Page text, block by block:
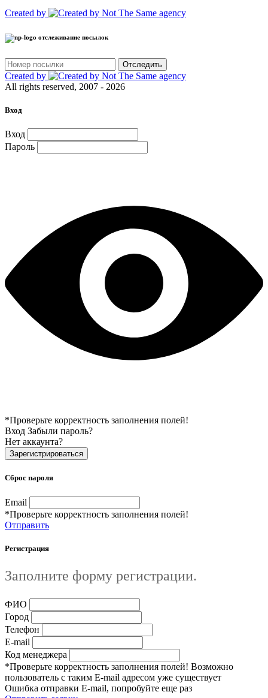
Created by
отслеживание посылок
Отследить
Created by
All rights reserved, 2007 - 2026
Вход
Вход
Пароль
*Проверьте корректность заполнения полей!
Вход Забыли пароль?
Нет аккаунта?
Зарегистрироваться
Сброс пароля
Email
*Проверьте корректность заполнения полей!
Отправить
Регистрация
Заполните форму регистрации.
ФИО
Город
Телефон
E-mail
Код менеджера
*Проверьте корректность заполнения полей! Возможно
пользователь с таким E-mail адресом уже существует
Ошибка отправки E-mail, попробуйте еще раз